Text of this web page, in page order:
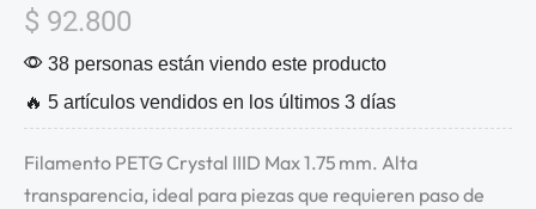
$ 92.800
38 personas están viendo este producto
🔥 5 artículos vendidos en los últimos 3 días
Filamento PETG Crystal IIID Max 1.75 mm. Alta
transparencia, ideal para piezas que requieren paso de